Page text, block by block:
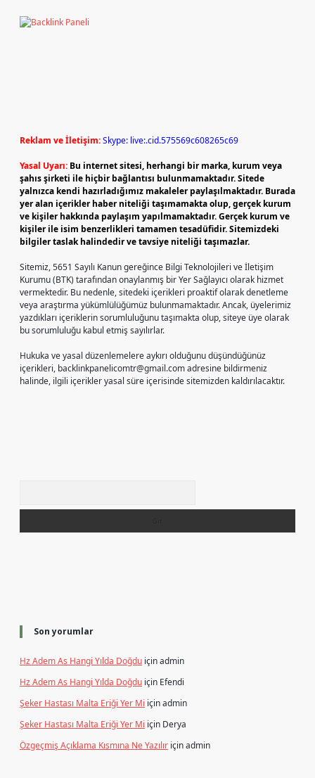
Reklam ve İletişim:Skype: live:.cid.575569c608265c69
Yasal Uyarı: Bu internet sitesi, herhangi bir marka, kurum veya
şahıs şirketi ile hiçbir bağlantısı bulunmamaktadır. Sitede
yalnızca kendi hazırladığımız makaleler paylaşılmaktadır. Burada
yer alan içerikler haber niteliği taşımamakta olup, gerçek kurum
ve kişiler hakkında paylaşım yapılmamaktadır. Gerçek kurum ve
kişiler ile isim benzerlikleri tamamen tesadüfidir. Sitemizdeki
bilgiler taslak halindedir ve tavsiye niteliği taşımazlar.
Sitemiz, 5651 Sayılı Kanun gereğince Bilgi Teknolojileri ve İletişim
Kurumu (BTK) tarafından onaylanmış bir Yer Sağlayıcı olarak hizmet
vermektedir. Bu nedenle, sitedeki içerikleri proaktif olarak denetleme
veya araştırma yükümlülüğümüz bulunmamaktadır. Ancak, üyelerimiz
yazdıkları içeriklerin sorumluluğunu taşımakta olup, siteye üye olarak
bu sorumluluğu kabul etmiş sayılırlar.
Hukuka ve yasal düzenlemelere aykırı olduğunu düşündüğünüz
içerikleri, backlinkpanelicomtr@gmail.comadresine bildirmeniz
halinde, ilgili içerikler yasal süre içerisinde sitemizden kaldırılacaktır.
Son yorumlar
Hz Adem As Hangi Yılda Doğdu içinadmin
Hz Adem As Hangi Yılda Doğdu için Efendi
Şeker Hastası Malta Eriği Yer Mi içinadmin
Şeker Hastası Malta Eriği Yer Mi için Derya
Özgeçmiş Açıklama Kısmına Ne Yazılır içinadmin